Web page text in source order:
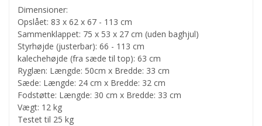
Dimensioner:
Opslået: 83 x 62 x 67 - 113 cm
Sammenklappet: 75 x 53 x 27 cm (uden baghjul)
Styrhøjde (justerbar): 66 - 113 cm
kalechehøjde (fra sæde til top): 63 cm
Ryglæn: Længde: 50cm x Bredde: 33 cm
Sæde: Længde: 24 cm x Bredde: 32 cm
Fodstøtte: Længde: 30 cm x Bredde: 33 cm
Vægt: 12 kg
Testet til 25 kg